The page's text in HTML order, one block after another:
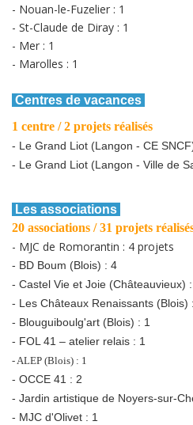
- Nouan-le-Fuzelier : 1
- St-Claude de Diray : 1
- Mer : 1
- Marolles : 1
Centres de vacances
1 centre / 2 projets réalisés
- Le Grand Liot (Langon - CE
- Le Grand Liot (Langon - Ville de
Les associations
20 associations / 31 projets
- MJC de Romorantin : 4 projets
- BD Boum (Blois) : 4
- Castel Vie et Joie (Châteauvieux)
- Les Châteaux Renaissants (Blois)
- Blouguiboulg'art (Blois) : 1
- FOL 41 – atelier relais : 1
- ALEP (Blois) : 1
- OCCE 41 : 2
- Jardin artistique de Noyers-sur-
- MJC d'Olivet : 1